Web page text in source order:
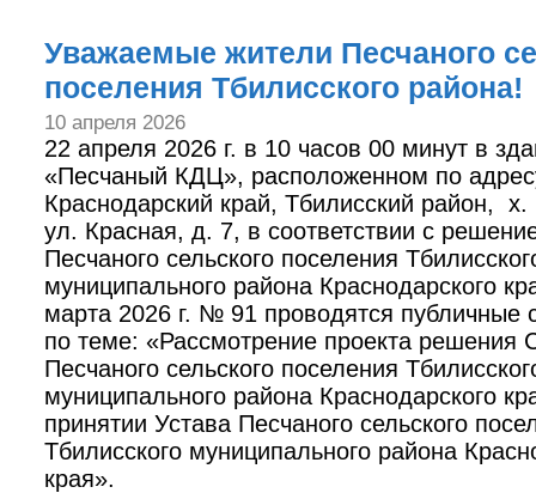
Уважаемые жители Песчаного
поселения Тбилисского района!
10 апреля 2026
22 апреля 2026 г. в 10 часов 00 минут в
«Песчаный КДЦ», расположенном по
Краснодарский край, Тбилисский район,
ул. Красная, д. 7, в соответствии с
Песчаного сельского поселения
муниципального района Краснодарского
марта 2026 г. № 91 проводятся публичные
по теме: «Рассмотрение проекта решения
Песчаного сельского поселения
муниципального района Краснодарского
принятии Устава Песчаного сельского
Тбилисского муниципального района
края».